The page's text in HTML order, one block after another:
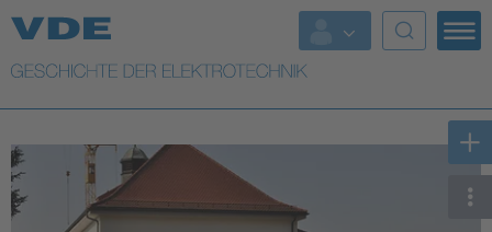
Top Themen
Weitere Themen